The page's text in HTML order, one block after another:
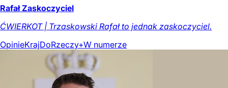
Rafał Zaskoczyciel
ĆWIERKOT | Trzaskowski Rafał to jednak zaskoczyciel.
OpinieKrajDoRzeczy+W numerze